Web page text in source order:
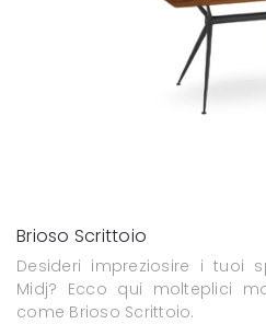
Brioso Scrittoio
Desideri impreziosire i tuoi
Midj? Ecco qui molteplici
come Brioso Scrittoio.